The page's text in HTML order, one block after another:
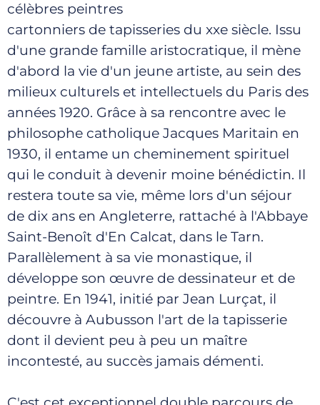
célèbres peintres
cartonniers de tapisseries du xxe siècle. Issu
d'une grande famille aristocratique, il mène
d'abord la vie d'un jeune artiste, au sein des
milieux culturels et intellectuels du Paris des
années 1920. Grâce à sa rencontre avec le
philosophe catholique Jacques Maritain en
1930, il entame un cheminement spirituel
qui le conduit à devenir moine bénédictin. Il
restera toute sa vie, même lors d'un séjour
de dix ans en Angleterre, rattaché à l'Abbaye
Saint-Benoît d'En Calcat, dans le Tarn.
Parallèlement à sa vie monastique, il
développe son œuvre de dessinateur et de
peintre. En 1941, initié par Jean Lurçat, il
découvre à Aubusson l'art de la tapisserie
dont il devient peu à peu un maître
incontesté, au succès jamais démenti.